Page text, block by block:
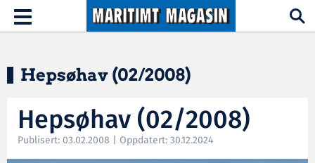
Hopp til hovedinnhold
Toggle
navigation
Hepsøhav (02/2008)
Hepsøhav (02/2008)
Publisert: 03.02.2008 | Oppdatert: 30.12.2024